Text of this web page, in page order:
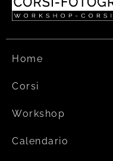
Home
Corsi
Workshop
Calendario